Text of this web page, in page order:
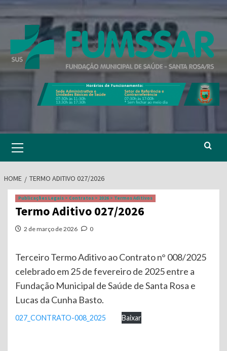
to
Menu
HOME TERMO ADITIVO 027/2026
Publicações Legais > Contratos > 2026 > Termos Aditivos
Termo Aditivo 027/2026
2 de março de 2026 0
Terceiro Termo Aditivo ao Contrato n° 008/2025
celebrado em 25 de fevereiro de 2025 entre a
Fundação Municipal de Saúde de Santa Rosa e
Lucas da Cunha Basto.
027_CONTRATO-008_2025 Baixar